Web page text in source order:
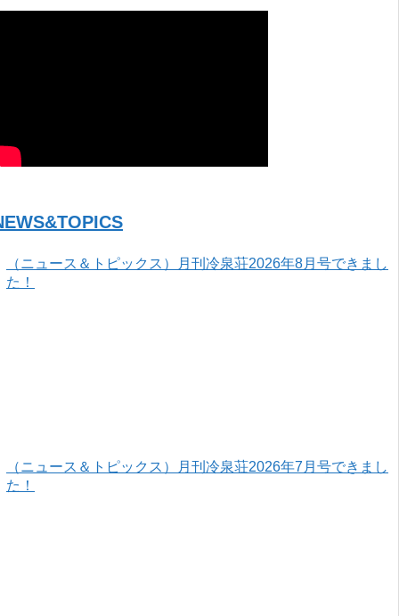
（ニュース＆トピックス）月刊冷泉荘2026年8月号できまし
た！
（ニュース＆トピックス）月刊冷泉荘2026年7月号できまし
た！